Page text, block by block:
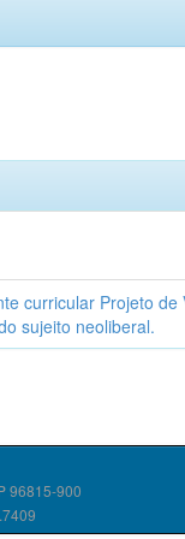
curricular Projeto
sujeito neoliberal.
96815-900